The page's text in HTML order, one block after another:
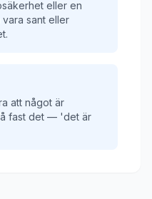
eller en
sant eller
att något är
fast det — 'det är